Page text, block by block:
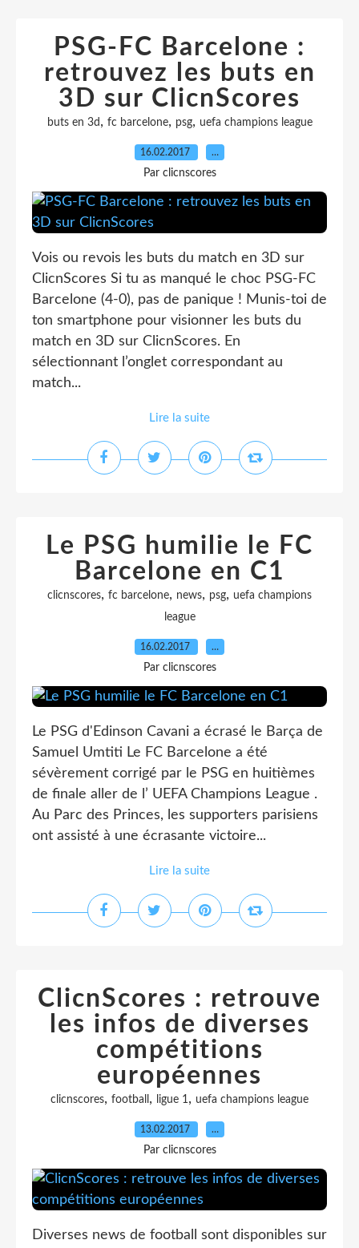
PSG-FC Barcelone :
retrouvez les buts en
3D sur ClicnScores
buts en 3d , fc barcelone, psg, uefa champions league
16.02.2017 …
Par clicnscores
Vois ou revois les buts du match en 3D sur
ClicnScores Si tu as manqué le choc PSG-FC
Barcelone (4-0), pas de panique ! Munis-toi de
ton smartphone pour visionner les buts du
match en 3D sur ClicnScores. En
sélectionnant l’onglet correspondant au
match...
Lire la suite
Le PSG humilie le FC
Barcelone en C1
clicnscores, fc barcelone, news, psg, uefa champions
league
16.02.2017 …
Par clicnscores
Le PSG d'Edinson Cavani a écrasé le Barça de
Samuel Umtiti Le FC Barcelone a été
sévèrement corrigé par le PSG en huitièmes
de finale aller de l’ UEFA Champions League .
Au Parc des Princes, les supporters parisiens
ont assisté à une écrasante victoire...
Lire la suite
ClicnScores : retrouve
les infos de diverses
compétitions
européennes
clicnscores, football , ligue 1, uefa champions league
13.02.2017 …
Par clicnscores
Diverses news de football sont disponibles sur